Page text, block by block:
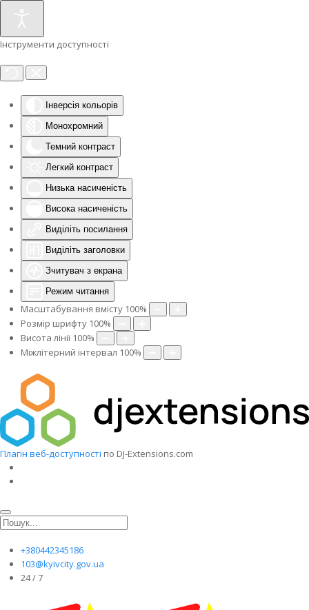
Інструменти доступності
Інверсія кольорів
Монохромний
Темний контраст
Легкий контраст
Низька насиченість
Висока насиченість
Виділіть посилання
Виділіть заголовки
Зчитувач з екрана
Режим читання
Масштабування вмісту 100%
Розмір шрифту 100%
Висота лінії 100%
Міжлітерний інтервал 100%
Плагін веб-доступності по DJ-Extensions.com
+380442345186
103@kyivcity.gov.ua
24 / 7